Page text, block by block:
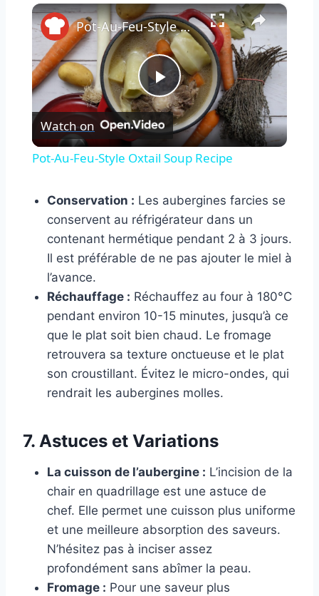
×
Play
Video
Pot-Au-Feu-Style Oxtail Soup Recipe
Watch on
Pot-Au-Feu-Style Oxtail Soup Recipe
Conservation : Les aubergines farcies se
conservent au réfrigérateur dans un
contenant hermétique pendant 2 à 3 jours.
Il est préférable de ne pas ajouter le miel à
l’avance.
Réchauffage : Réchauffez au four à 180°C
pendant environ 10-15 minutes, jusqu’à ce
que le plat soit bien chaud. Le fromage
retrouvera sa texture onctueuse et le plat
son croustillant. Évitez le micro-ondes, qui
rendrait les aubergines molles.
7. Astuces et Variations
La cuisson de l’aubergine : L’incision de la
chair en quadrillage est une astuce de
chef. Elle permet une cuisson plus uniforme
et une meilleure absorption des saveurs.
N’hésitez pas à inciser assez
profondément sans abîmer la peau.
Fromage : Pour une saveur plus